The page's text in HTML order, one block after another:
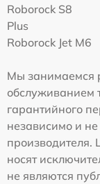
Roborock S8
Plus
Roborock Jet M6
Мы занимаемся
обслуживанием
гарантийного
независимо и
производителя.
носят
не являются